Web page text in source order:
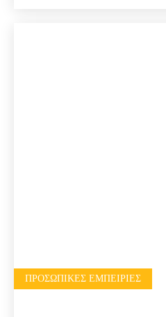
ΠΡΟΣΩΠΙΚΈΣ ΕΜΠΕΙΡΊΕΣ